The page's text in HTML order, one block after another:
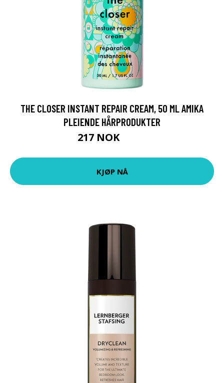
THE CLOSER INSTANT REPAIR CREAM, 50 ML AMIKA
PLEIENDE HÅRPRODUKTER
217 NOK
KJØP NÅ